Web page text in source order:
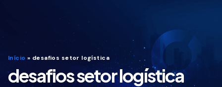
Início » desafios setor logística
desafios setor logística